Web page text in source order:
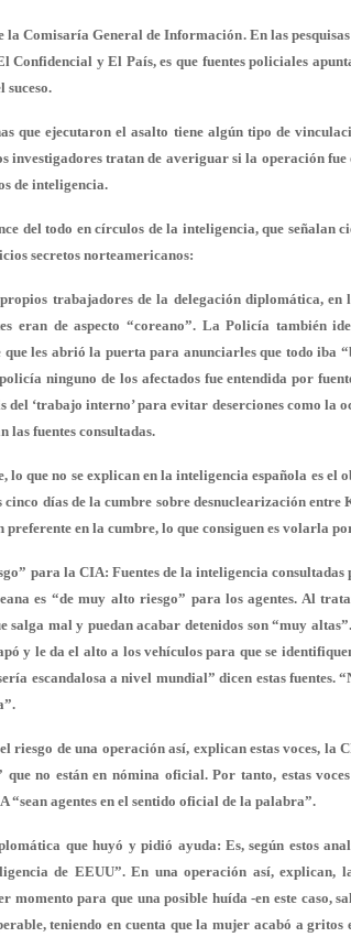
laComisaría General de Información. En las pesquisas
Confidencial yEl País, es que fuentes policiales
suceso.
que ejecutaron el asalto tiene algún tipo de
investigadores tratan de averiguar si la operación
de inteligencia.
del todo en círculos de la inteligencia, que señalan
secretos norteamericanos:
trabajadores de la delegación diplomática, en
eran de aspecto “coreano”. La Policía también
les abrió la puerta para anunciarles que todo iba
ninguno de los afectados fue entendida por
del ‘trabajo interno’ para evitar deserciones como la
las fuentes consultadas.
lo que no se explican en la inteligencia española es el
días de la cumbre sobre desnuclearización
en la cumbre, lo que consiguen es volarla
para la CIA: Fuentes de la inteligencia
es “de muy alto riesgo” para los agentes. Al
salga mal y puedan acabar detenidos son “muy
y le da el alto a los vehículos para que se
escandalosa a nivel mundial” dicen estas fuentes.
riesgo de una operación así, explican estas voces, la
no están en nómina oficial. Por tanto, estas
“sean agentes en el sentido oficial de la palabra”.
que huyó y pidió ayuda: Es, según estos
de EEUU”. En una operación así, explican,
momento para que una posible huída -en este caso,
teniendo en cuenta que la mujer acabó a gritos